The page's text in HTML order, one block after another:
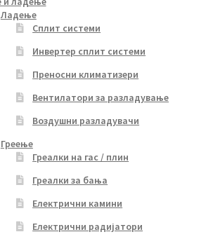
Ладење
Сплит системи
Инвертер сплит системи
Преносни климатизери
Вентилатори за разладување
Воздушни разладувачи
Греење
Греалки на гас / плин
Греалки за бања
Електрични камини
Електрични радијатори